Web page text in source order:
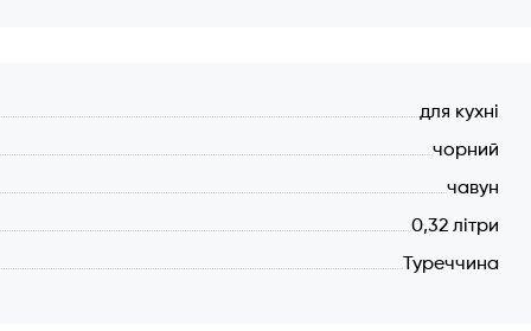
для кухні
чорний
чавун
0,32 літри
Туреччина